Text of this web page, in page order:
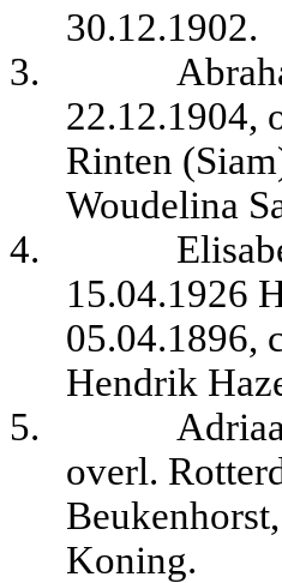
30.12.1902.
3.
22.12.1904,
Rinten
Woudelina
4.
15.04.1926
05.04.1896,
Hendrik
5.
overl.
Koning.